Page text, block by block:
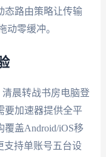
态路由策略让传输
动零缓冲。
晨转战书房电脑登
要加速器提供全平
覆盖Android/iOS移
支持单账号五台设